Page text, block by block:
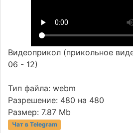
Видеоприкол (прикольное
06 - 12)
Тип файла: webm
Разрешение: 480 на 480
Размер: 7.87 Mb
Чат в Telegram